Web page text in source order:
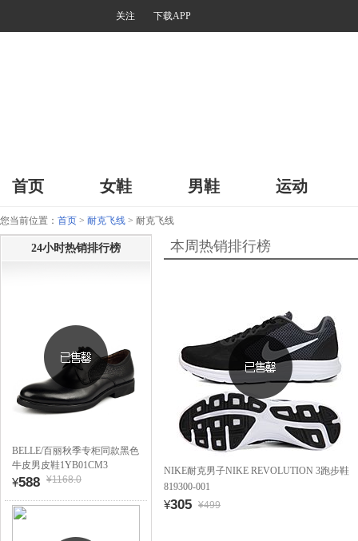
关注 下载APP
首页 女鞋 男鞋 运动
您当前位置： 首页 > 耐克飞线 > 耐克飞线
24小时热销排行榜
BELLE/百丽秋季专柜同款黑色
牛皮男皮鞋1YB01CM3
¥588 ¥1168.0
本周热销排行榜
NIKE耐克男子NIKE REVOLUTION 3跑步鞋
819300-001
¥305 ¥499